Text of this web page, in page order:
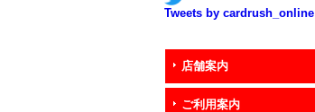
Tweets by cardrush_online
店舗案内
ご利用案内